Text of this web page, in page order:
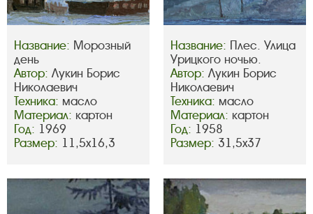
Название: Морозный
день
Автор: Лукин Борис
Николаевич
Техника: масло
Материал: картон
Год: 1969
Размер: 11,5х16,3
Название: Плес. Улица
Урицкого ночью.
Автор: Лукин Борис
Николаевич
Техника: масло
Материал: картон
Год: 1958
Размер: 31,5х37